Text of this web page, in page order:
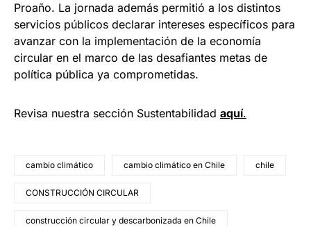
Proaño. La jornada además permitió a los distintos
servicios públicos declarar intereses específicos para
avanzar con la implementación de la economía
circular en el marco de las desafiantes metas de
política pública ya comprometidas.
Revisa nuestra sección Sustentabilidad aquí.
cambio climático cambio climático en Chile chile
CONSTRUCCIÓN CIRCULAR
construcción circular y descarbonizada en Chile